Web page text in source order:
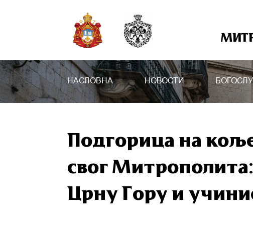
НАСЛОВНА НОВОСТИ
Подгорица на
свог Митрополита:
Црну Гору и